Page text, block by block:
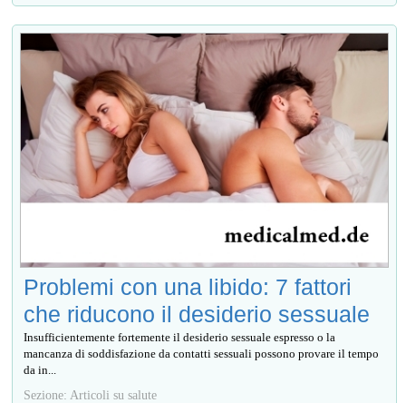
Problemi con una libido: 7 fattori
che riducono il desiderio sessuale
Insufficientemente fortemente il desiderio sessuale espresso o la
mancanza di soddisfazione da contatti sessuali possono provare il tempo
da in...
Sezione: Articoli su salute